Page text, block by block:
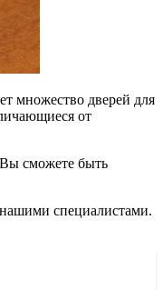
множество дверей для
от
Вы сможете быть
специалистами.